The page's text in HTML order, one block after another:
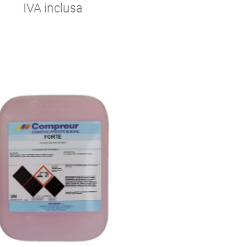
IVA inclusa